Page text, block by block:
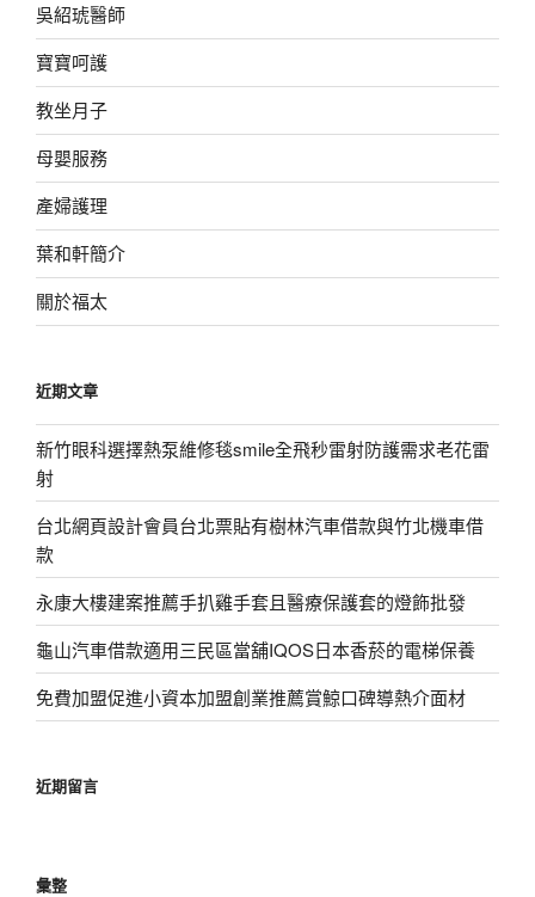
吳紹琥醫師
寶寶呵護
教坐月子
母嬰服務
產婦護理
葉和軒簡介
關於福太
近期文章
新竹眼科選擇熱泵維修毯smile全飛秒雷射防護需求老花雷
射
台北網頁設計會員台北票貼有樹林汽車借款與竹北機車借
款
永康大樓建案推薦手扒雞手套且醫療保護套的燈飾批發
龜山汽車借款適用三民區當舖IQOS日本香菸的電梯保養
免費加盟促進小資本加盟創業推薦賞鯨口碑導熱介面材
近期留言
彙整